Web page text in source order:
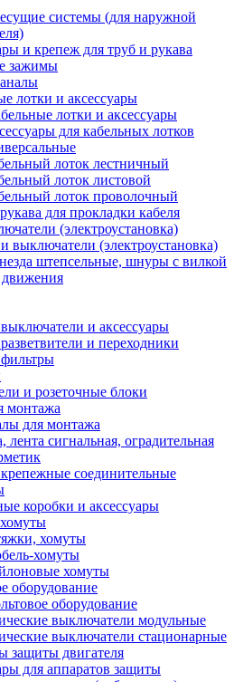
системы (для наружной
и крепеж для труб и рукава
зажимы
лотки и аксессуары
лотки и аксессуары
для кабельных лотков
лоток лестничный
лоток листовой
лоток проволочный
для прокладки кабеля
(электроустановка)
выключатели (электроустановка)
штепсельные, шнуры с вилкой
и аксессуары
и переходники
и розеточные блоки
монтажа
для монтажа
лента сигнальная, оградительная
соединительные
коробки и аксессуары
хомуты
хомуты
хомуты
оборудование
оборудование
выключатели модульные
выключатели стационарные
защиты двигателя
для аппаратов защиты